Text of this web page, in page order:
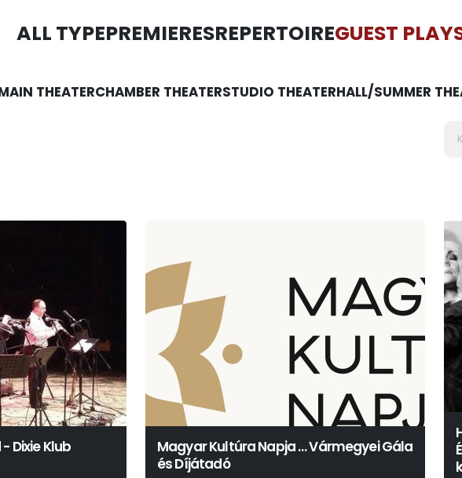
ALL TYPEPREMIERESREPERTOIREGUEST
THEATERCHAMBER THEATERSTUDIO THEATERHALL/SUMMER
Dixie Klub
Magyar Kultúra Napja … Vármegyei Gála
és Díjátadó